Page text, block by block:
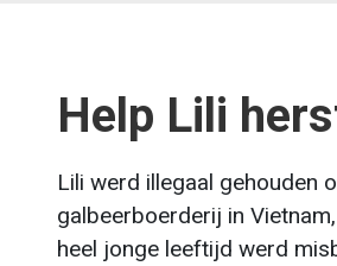
Help Lili
Lili werd illegaal gehouden
galbeerboerderij in
heel jonge leeftijd werd